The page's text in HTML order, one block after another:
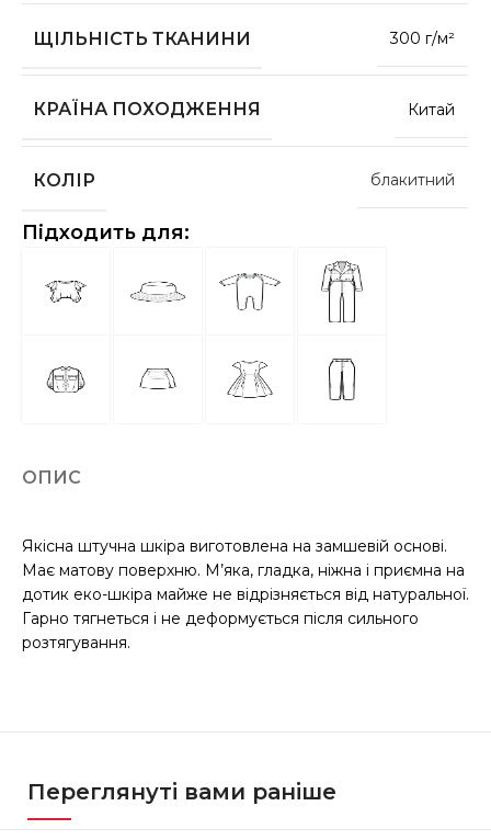
ЩІЛЬНІСТЬ ТКАНИНИ 300 г/м²
КРАЇНА ПОХОДЖЕННЯ Китай
КОЛІР блакитний
Підходить для:
ОПИС
Якісна штучна шкіра виготовлена на замшевій основі.
Має матову поверхню. М’яка, гладка, ніжна і приємна на
дотик еко-шкіра майже не відрізняється від натуральної.
Гарно тягнеться і не деформується після сильного
розтягування.
Переглянуті вами раніше